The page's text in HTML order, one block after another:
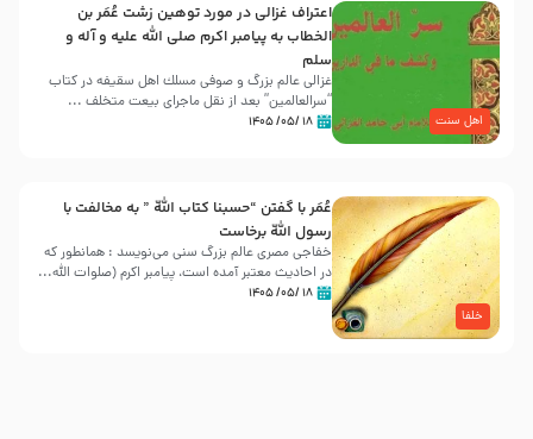
اهل سنت
اعتراف غزالی در مورد توهین زشت عُمَر بن
الخطاب به پیامبر اکرم صلی الله علیه و آله و
سلم
غزالی عالم بزرگ و صوفی مسلك اهل سقيفه در کتاب
“سرالعالمین” بعد از نقل ماجرای بیعت متخلف ...
۱۸ /۰۵/ ۱۴۰۵
خلفا
عُمَر با گفتن “حسبنا كتاب اللّه ” به مخالفت با
رسول اللّه برخاست
خفاجی مصری عالم بزرگ سنی می‌نویسد : همانطور که
در احادیث معتبر آمده است، پیامبر اکرم (صلوات اللّه...
۱۸ /۰۵/ ۱۴۰۵